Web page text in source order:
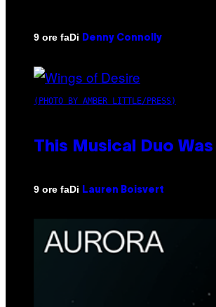
9 ore faDi Denny Connolly
(PHOTO BY AMBER LITTLE/PRESS)
This Musical Duo
9 ore faDi Lauren Boisvert